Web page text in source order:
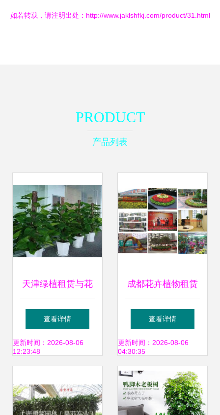
如若转载，请注明出处：http://www.jaklshfkj.com/product/31.html
PRODUCT
产品列表
天津绿植租赁与花
卉配送服务全攻略
打造室内自然生态
查看详情
更新时间：2026-08-06
12:23:48
成都花卉植物租赁
产业现状与发展趋
势 以绿植出租基地
助推区域生态文明
查看详情
更新时间：2026-08-06
04:30:35